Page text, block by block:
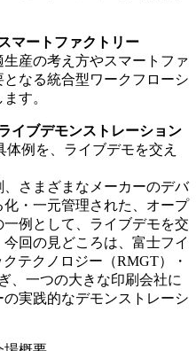
マートファクトリー
産の考え方やスマートファ
なる統合型ワークフローシ
す。
イブデモンストレーション
体例を、ライブデモを交え
さまざまなメーカーのデバ
・一元管理された、オープ
例として、ライブデモを交
回の見どころは、富士フイ
テクノロジー（RMGT）・
、一つの大きな印刷会社に
実践的なデモンストレーシ